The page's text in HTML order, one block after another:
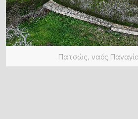
Πατσώς, ναός